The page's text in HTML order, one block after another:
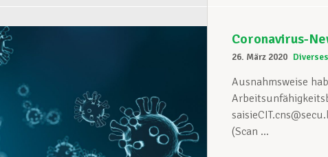
Coronavirus-
26. März 2020 Diverses
Ausnahmsweise
(Scan ...